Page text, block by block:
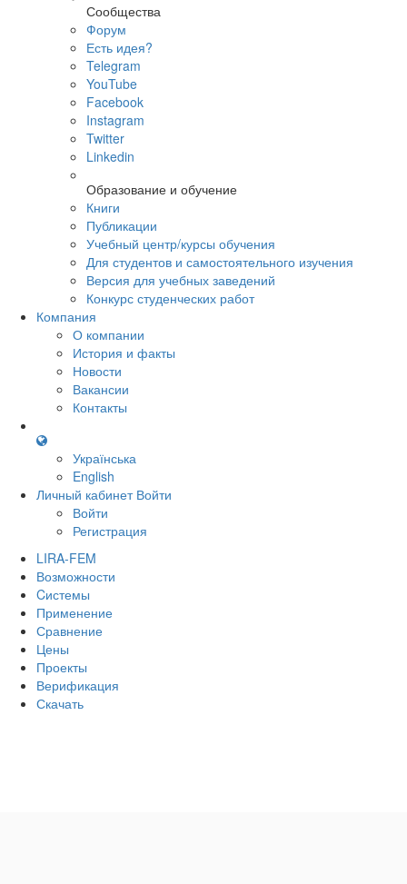
Сообщества
Форум
Есть идея?
Telegram
YouTube
Facebook
Instagram
Twitter
Linkedin
Образование и обучение
Книги
Публикации
Учебный центр/курсы обучения
Для студентов и самостоятельного изучения
Версия для учебных заведений
Конкурс студенческих работ
Компания
О компании
История и факты
Новости
Вакансии
Контакты
Українська
English
Личный кабинет Войти
Войти
Регистрация
LIRA-FEM
Возможности
Cистемы
Применение
Сравнение
Цены
Проекты
Верификация
Скачать